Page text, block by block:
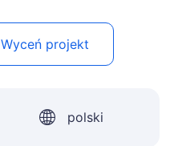
Wyceń projekt
polski